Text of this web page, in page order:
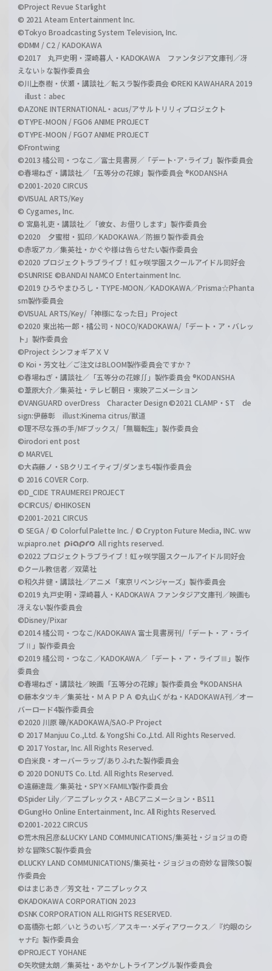
©Project Revue Starlight
© 2021 Ateam Entertainment Inc.
©Tokyo Broadcasting System Television, Inc.
©DMM / C2 / KADOKAWA
©2017 丸戸史明・深崎暮人・KADOKAWA ファンタジア文庫刊／冴
えない♭な製作委員会
©川上泰樹・伏瀬・講談社／転スラ製作委員会 ©REKI KAWAHARA 2019
illust：abec
©AZONE INTERNATIONAL・acus/アサルトリリィプロジェクト
©TYPE-MOON / FGO6 ANIME PROJECT
©TYPE-MOON / FGO7 ANIME PROJECT
©Frontwing
©2013 橘公司・つなこ／富士見書房／「デート･ア･ライブ」製作委員会
©春場ねぎ・講談社／「五等分の花嫁」製作委員会 ®KODANSHA
©2001-2020 CIRCUS
©VISUAL ARTS/Key
© Cygames, Inc.
© 宮島礼吏・講談社／「彼女、お借りします」製作委員会
©2020 夕蜜柑・狐印／KADOKAWA／防振り製作委員会
©赤坂アカ／集英社・かぐや様は告らせたい製作委員会
©2020 プロジェクトラブライブ！虹ヶ咲学園スクールアイドル同好会
©SUNRISE ©BANDAI NAMCO Entertainment Inc.
©2019 ひろやまひろし・TYPE-MOON／KADOKAWA／Prisma☆Phanta
sm製作委員会
©VISUAL ARTS/Key/「神様になった日」Project
©2020 東出祐一郎・橘公司・NOCO/KADOKAWA/「デート・ア・バレッ
ト」製作委員会
©Project シンフォギアＸＶ
© Koi・芳文社／ご注文はBLOOM製作委員会ですか？
©春場ねぎ・講談社／「五等分の花嫁∬」製作委員会 ®KODANSHA
©葦原大介／集英社・テレビ朝日・東映アニメーション
©VANGUARD overDress Character Design ©2021 CLAMP・ST de
sign:伊藤彰 illust:Kinema citrus/獣道
©理不尽な孫の手/MFブックス/「無職転生」製作委員会
©irodori ent post
© MARVEL
©大森藤ノ・SBクリエイティブ/ダンまち4製作委員会
© 2016 COVER Corp.
©D_CIDE TRAUMEREI PROJECT
©CIRCUS/ ©HIKOSEN
©2001-2021 CIRCUS
© SEGA / © Colorful Palette Inc. / © Crypton Future Media, INC. ww
w.piapro.net
All rights reserved.
©2022 プロジェクトラブライブ！虹ヶ咲学園スクールアイドル同好会
©クール教信者／双葉社
©和久井健・講談社／アニメ「東京リベンジャーズ」製作委員会
©2019 丸戸史明・深崎暮人・KADOKAWA ファンタジア文庫刊／映画も
冴えない製作委員会
©Disney/Pixar
©2014 橘公司・つなこ/KADOKAWA 富士見書房刊/「デート・ア・ライ
ブⅡ」製作委員会
©2019 橘公司・つなこ／KADOKAWA／「デート・ア・ライブⅢ」製作
委員会
©春場ねぎ・講談社／映画「五等分の花嫁」製作委員会 ®KODANSHA
©藤本タツキ／集英社・ＭＡＰＰＡ ©丸山くがね・KADOKAWA刊／オー
バーロード4製作委員会
©2020 川原 礫/KADOKAWA/SAO-P Project
© 2017 Manjuu Co.,Ltd. & YongShi Co.,Ltd. All Rights Reserved.
© 2017 Yostar, Inc. All Rights Reserved.
©白米良・オーバーラップ/ありふれた製作委員会
© 2020 DONUTS Co. Ltd. All Rights Reserved.
©遠藤達哉／集英社・SPY×FAMILY製作委員会
©Spider Lily／アニプレックス・ABCアニメーション・BS11
©GungHo Online Entertainment, Inc. All Rights Reserved.
©2001-2022 CIRCUS
©荒木飛呂彦&LUCKY LAND COMMUNICATIONS/集英社・ジョジョの奇
妙な冒険SC製作委員会
©LUCKY LAND COMMUNICATIONS/集英社・ジョジョの奇妙な冒険SO製
作委員会
©はまじあき／芳文社・アニプレックス
©KADOKAWA CORPORATION 2023
©SNK CORPORATION ALL RIGHTS RESERVED.
©高橋弥七郎／いとうのいぢ／アスキー･メディアワークス／『灼眼のシ
ャナF』製作委員会
©PROJECT YOHANE
©矢吹健太朗／集英社・あやかしトライアングル製作委員会